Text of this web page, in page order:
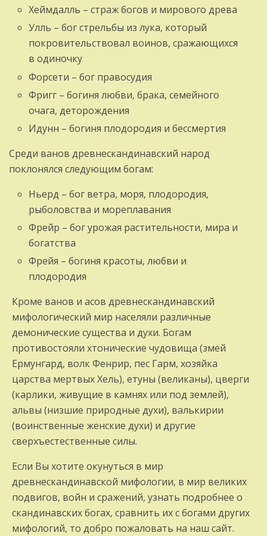
Хеймдалль – страж богов и мирового древа
Улль – бог стрельбы из лука, который
покровительствовал воинов, сражающихся
в одиночку
Форсети – бог правосудия
Фригг – богиня любви, брака, семейного
очага, деторождения
Идунн – богиня плодородия и бессмертия
Среди ванов древнескандинавский народ
поклонялся следующим богам:
Ньерд – бог ветра, моря, плодородия,
рыболовства и мореплавания
Фрейр – бог урожая растительности, мира и
богатства
Фрейя – богиня красоты, любви и
плодородия
Кроме ванов и асов древнескандинавский
мифологический мир населяли различные
демонические существа и духи. Богам
противостояли хтонические чудовища (змей
Ермунгард, волк Фенрир, пес Гарм, хозяйка
царства мертвых Хель), етуны (великаны), цверги
(карлики, живущие в камнях или под землей),
альвы (низшие природные духи), валькирии
(воинственные женские духи) и другие
сверхъестественные силы.
Если Вы хотите окунуться в мир
древнескандинавской мифологии, в мир великих
подвигов, войн и сражений, узнать подробнее о
скандинавских богах, сравнить их с богами других
мифологий, то добро пожаловать на наш сайт.